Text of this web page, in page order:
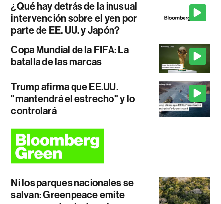
¿Qué hay detrás de la inusual
intervención sobre el yen por
parte de EE. UU. y Japón?
Copa Mundial de la FIFA: La
batalla de las marcas
Trump afirma que EE.UU.
"mantendrá el estrecho" y lo
controlará
Ni los parques nacionales se
salvan: Greenpeace emite